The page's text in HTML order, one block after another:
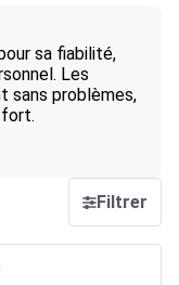
sa fiabilité,
Les
sans problèmes,
Filtrer